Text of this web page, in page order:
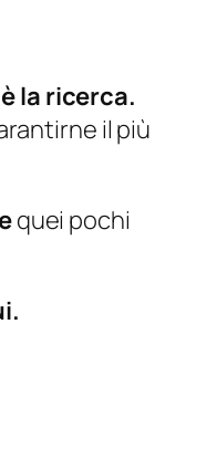
la ricerca.
il più
quei pochi